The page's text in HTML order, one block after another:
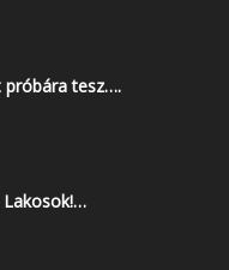
próbára tesz….
Lakosok!…